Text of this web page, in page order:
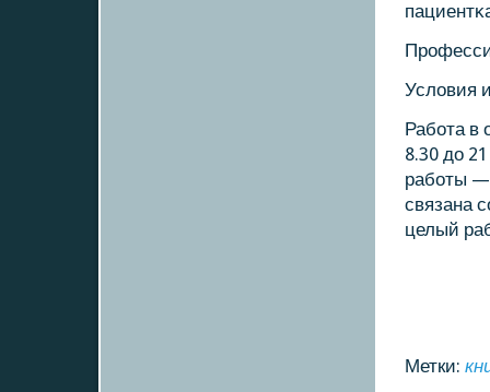
Условия
Рабοта в
8.30 до
рабοты —
связана
целый
Метки: